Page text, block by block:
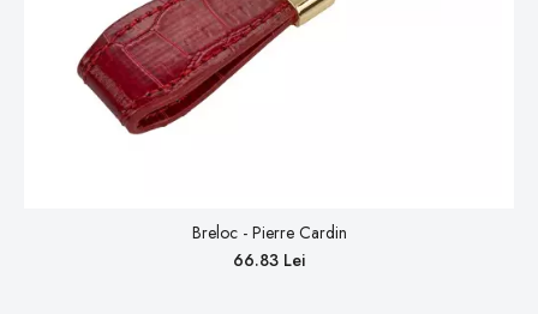
Breloc - Pierre Cardin
66.83 Lei